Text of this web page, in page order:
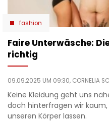
fashion
Faire Unterwäsche:
richtig
09.09.2025 UM 09:30, CORNELIA
Keine Kleidung geht uns
doch hinterfragen wir
unseren Körper lassen.